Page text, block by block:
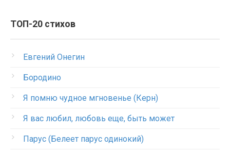
ТОП-20 стихов
Евгений Онегин
Бородино
Я помню чудное мгновенье (Керн)
Я вас любил, любовь еще, быть может
Парус (Белеет парус одинокий)